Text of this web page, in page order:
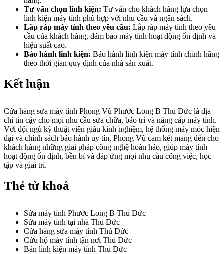
Tư vấn chọn linh kiện: Tư vấn cho khách hàng lựa chọn
linh kiện máy tính phù hợp với nhu cầu và ngân sách.
Lắp ráp máy tính theo yêu cầu: Lắp ráp máy tính theo yêu
cầu của khách hàng, đảm bảo máy tính hoạt động ổn định và
hiệu suất cao.
Bảo hành linh kiện: Bảo hành linh kiện máy tính chính hãng
theo thời gian quy định của nhà sản xuất.
Kết luận
Cửa hàng sửa máy tính Phong Vũ Phước Long B Thủ Đức là địa
chỉ tin cậy cho mọi nhu cầu sửa chữa, bảo trì và nâng cấp máy tính.
Với đội ngũ kỹ thuật viên giàu kinh nghiệm, hệ thống máy móc hiện
đại và chính sách bảo hành uy tín, Phong Vũ cam kết mang đến cho
khách hàng những giải pháp công nghệ hoàn hảo, giúp máy tính
hoạt động ổn định, bền bỉ và đáp ứng mọi nhu cầu công việc, học
tập và giải trí.
Thẻ từ khoá
Sửa máy tính Phước Long B Thủ Đức
Sửa máy tính tại nhà Thủ Đức
Cửa hàng sửa máy tính Thủ Đức
Cứu hộ máy tính tận nơi Thủ Đức
Bán linh kiện máy tính Thủ Đức